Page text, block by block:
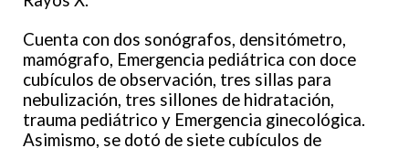
Cuenta con dos sonógrafos, densitómetro,
mamógrafo, Emergencia pediátrica con doce
cubículos de observación, tres sillas para
nebulización, tres sillones de hidratación,
trauma pediátrico y Emergencia ginecológica.
Asimismo, se dotó de siete cubículos de